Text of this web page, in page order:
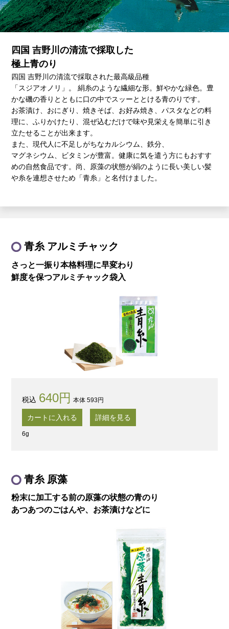
四国 吉野川の清流で採取した
極上青のり
四国 吉野川の清流で採取された最高級品種
「スジアオノリ」。
絹糸のような繊細な形。鮮やかな緑色。豊
かな磯の香りとともに口の中でスッーととける青のりです。
お茶漬け、おにぎり、焼きそば、お好み焼き、パスタなどの料
理に、ふりかけたり、混ぜ込むだけで味や見栄えを簡単に引き
立たせることが出来ます。
また、現代人に不足しがちなカルシウム、鉄分、
マグネシウム、ビタミンが豊富。健康に気を遣う方にもおすす
めの自然食品です。尚、原藻の状態が絹のように長い美しい髪
や糸を連想させため「青糸」と名付けました。
青糸 アルミチャック
さっと一振り本格料理に早変わり
鮮度を保つアルミチャック袋入
640円 本体 593円
カートに入れる 詳細を見る
6g
青糸 原藻
粉末に加工する前の原藻の状態の青のり
あつあつのごはんや、 お茶漬けなどに